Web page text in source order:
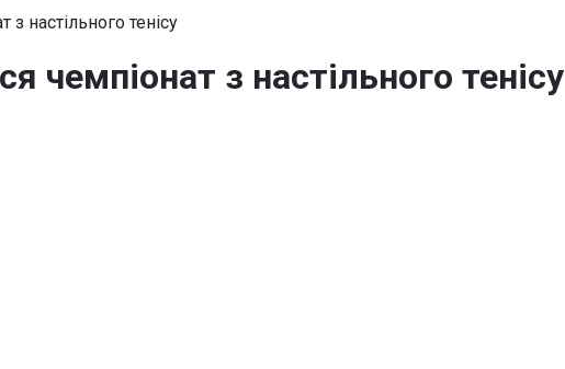
настільного тенісу
чемпіонат з настільного тенісу